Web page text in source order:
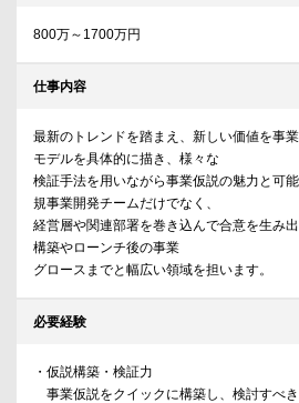
800万～1700万円
仕事内容
最新のトレンドを踏まえ、新しい価値を事
モデルを具体的に描き、様々な
検証手法を用いながら事業仮説の魅力と可
規事業開発チームだけでなく、
経営層や関連部署を巻き込んで合意を生み
構築やローンチ後の事業
グロースまでと幅広い領域を担います。
必要経験
・仮説構築・検証力
事業仮説をクイックに構築し、検討すべき